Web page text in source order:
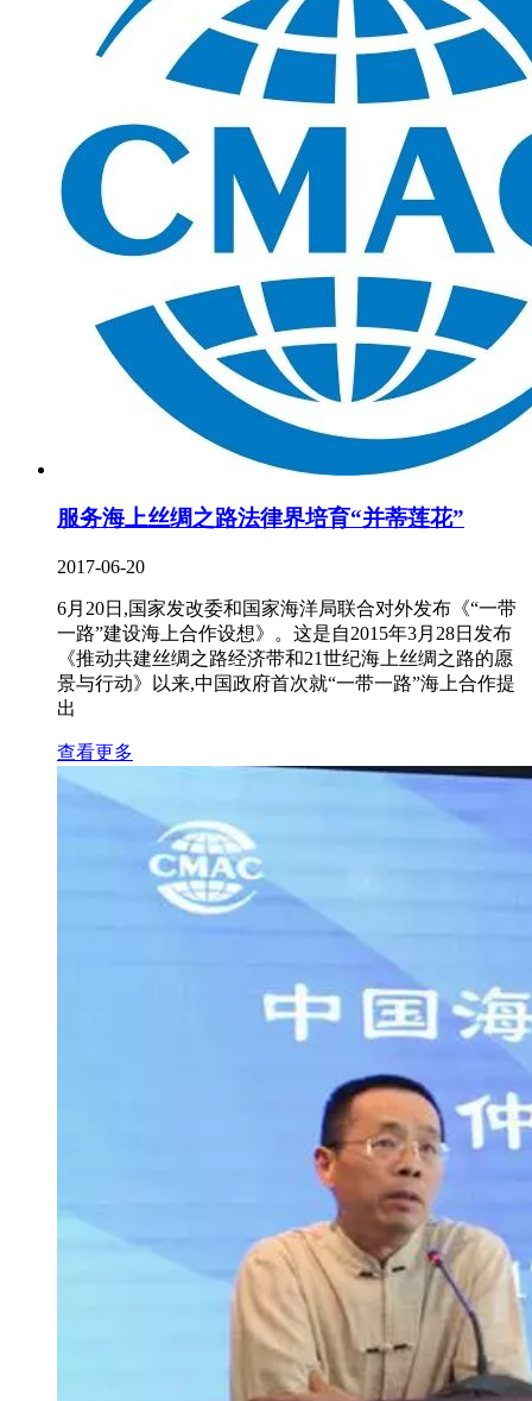
服务海上丝绸之路法律界培育“并蒂莲花”
2017-06-20
6月20日,国家发改委和国家海洋局联合对外发布《“一带
一路”建设海上合作设想》。这是自2015年3月28日发布
《推动共建丝绸之路经济带和21世纪海上丝绸之路的愿
景与行动》以来,中国政府首次就“一带一路”海上合作提
出
查看更多